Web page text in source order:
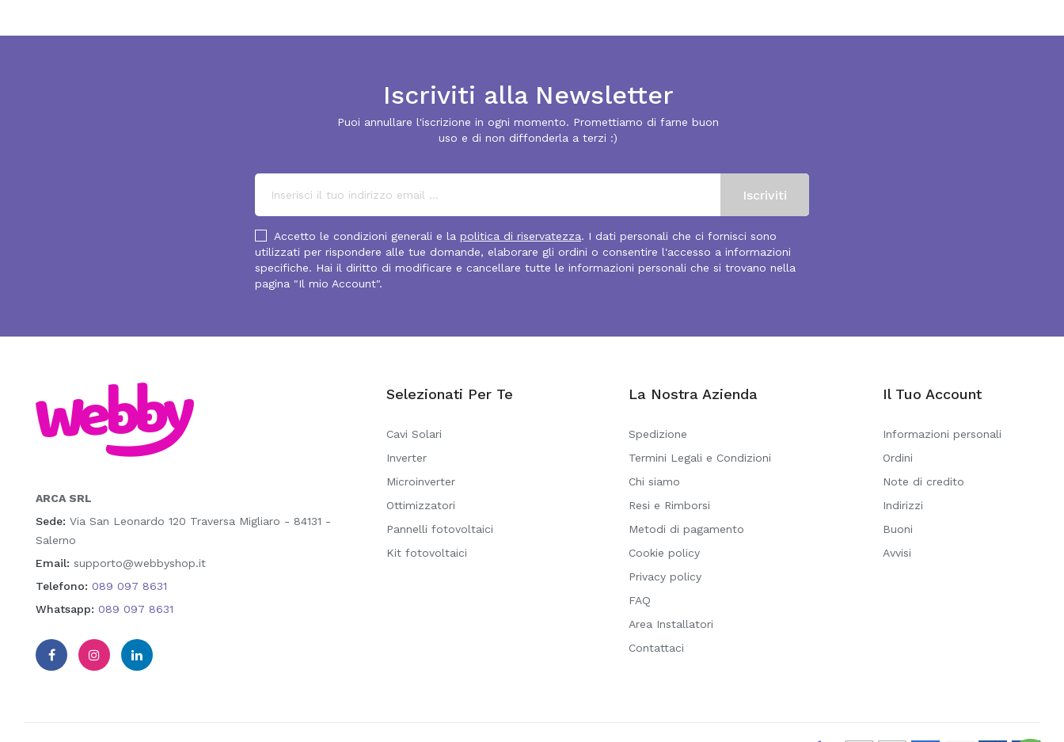
Iscriviti alla Newsletter
Puoi annullare l'iscrizione in ogni momento. Promettiamo di farne buon
uso e di non diffonderla a terzi :)
Accetto le condizioni generali e la politica di riservatezza. I dati personali che ci fornisci sono
utilizzati per rispondere alle tue domande, elaborare gli ordini o consentire l'accesso a informazioni
specifiche. Hai il diritto di modificare e cancellare tutte le informazioni personali che si trovano nella
pagina "Il mio Account".
ARCA SRL
Sede: Via San Leonardo 120 Traversa Migliaro - 84131 -
Salerno
Email: supporto@webbyshop.it
Telefono: 089 097 8631
Whatsapp: 089 097 8631
Selezionati Per Te
Cavi Solari
Inverter
Microinverter
Ottimizzatori
Pannelli fotovoltaici
Kit fotovoltaici
La Nostra Azienda
Spedizione
Termini Legali e Condizioni
Chi siamo
Resi e Rimborsi
Metodi di pagamento
Cookie policy
Privacy policy
FAQ
Area Installatori
Contattaci
Il Tuo Account
Informazioni personali
Ordini
Note di credito
Indirizzi
Buoni
Avvisi